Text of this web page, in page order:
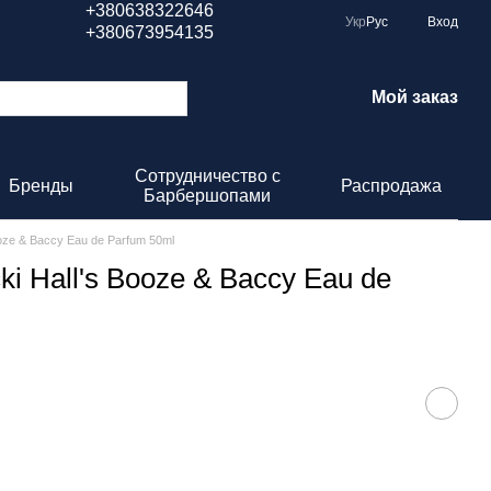
+380638322646
+380673954135
Укр Рус Вход
Мой заказ
Бренды
Сотрудничество с
Барбершопами
Распродажа
& Baccy Eau de Parfum 50ml
Hall's Booze & Baccy Eau de